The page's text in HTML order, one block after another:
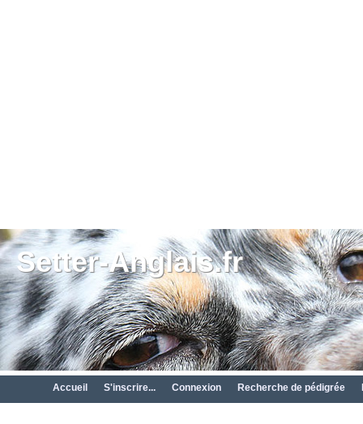
Setter-Anglais.fr
Accueil S'inscrire... Connexion Recherche de pédigrée